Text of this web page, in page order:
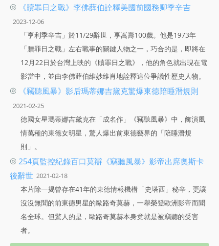
◎
《贖罪日之戰》李佛薛伯詮釋美國前國務卿季辛吉
2023-12-06
「亨利季辛吉」於11/29辭世，享嵩壽100歲。他是1973年
「贖罪日之戰」左右戰事的關鍵人物之一，巧合的是，即將在
12月22日於台灣上映的《贖罪日之戰》，他的角色就出現在電
影當中，並由李佛薛伯維妙維肖地詮釋這位爭議性歷史人物。
◎ 《竊聽風暴》影后瑪蒂娜吉黛克驚爆東德陪睡潛規則
2021-02-25
德國女星瑪蒂娜吉黛克在「成名作」《竊聽風暴》中，飾演風
情萬種的東德女明星，驚人爆出前東德藝界的「陪睡潛規
則」。
◎ 254頁監控紀錄百口莫辯《竊聽風暴》影帝出席奧斯卡
後辭世 2021-02-18
本片除一揭曾存在41年的東德情報機構「史塔西」秘辛，更讓
沒沒無聞的前東德男星的歐路奇莫赫，一舉榮登歐洲影帝而聞
名全球。但驚人的是，歐路奇莫赫本身竟就是被竊聽的受害
者。